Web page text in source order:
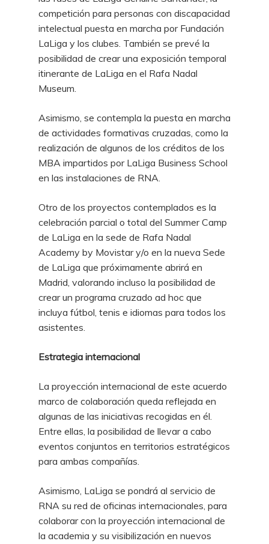
competición para personas con discapacidad
intelectual puesta en marcha por Fundación
LaLiga y los clubes. También se prevé la
posibilidad de crear una exposición temporal
itinerante de LaLiga en el Rafa Nadal
Museum.
Asimismo, se contempla la puesta en marcha
de actividades formativas cruzadas, como la
realización de algunos de los créditos de los
MBA impartidos por LaLiga Business School
en las instalaciones de RNA.
Otro de los proyectos contemplados es la
celebración parcial o total del Summer Camp
de LaLiga en la sede de Rafa Nadal
Academy by Movistar y/o en la nueva Sede
de LaLiga que próximamente abrirá en
Madrid, valorando incluso la posibilidad de
crear un programa cruzado ad hoc que
incluya fútbol, tenis e idiomas para todos los
asistentes.
Estrategia internacional
La proyección internacional de este acuerdo
marco de colaboración queda reflejada en
algunas de las iniciativas recogidas en él.
Entre ellas, la posibilidad de llevar a cabo
eventos conjuntos en territorios estratégicos
para ambas compañías.
Asimismo, LaLiga se pondrá al servicio de
RNA su red de oficinas internacionales, para
colaborar con la proyección internacional de
la academia y su visibilización en nuevos